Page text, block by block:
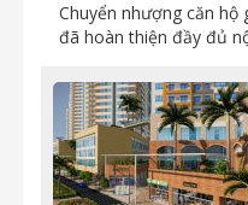
Chuyển nhượng căn hộ
đã hoàn thiện đầy đủ